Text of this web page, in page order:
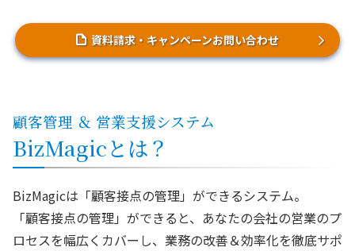
資料請求・キャンペーンお問い合わせ
顧客管理 ＆ 営業支援システム
BizMagicとは？
BizMagicは「顧客接点の管理」ができるシステム。
「顧客接点の管理」ができると、あなたの会社の営業のプ
ロセスを幅広くカバーし、業務の改善＆効率化を徹底サポ